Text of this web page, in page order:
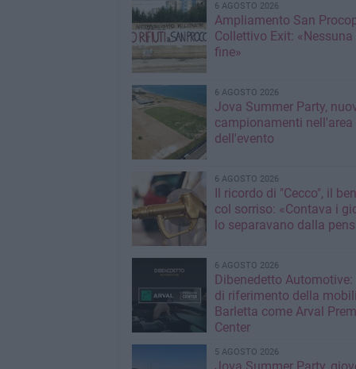
6 AGOSTO 2026
Ampliamento San
Collettivo Exit:
fine»
6 AGOSTO 2026
Jova Summer Party,
campionamenti nell'area
dell'evento
6 AGOSTO 2026
Il ricordo di "Cecco", il
col sorriso: «Contava i
lo separavano dalla
6 AGOSTO 2026
Dibenedetto
di riferimento della
Barletta come Arval
Center
5 AGOSTO 2026